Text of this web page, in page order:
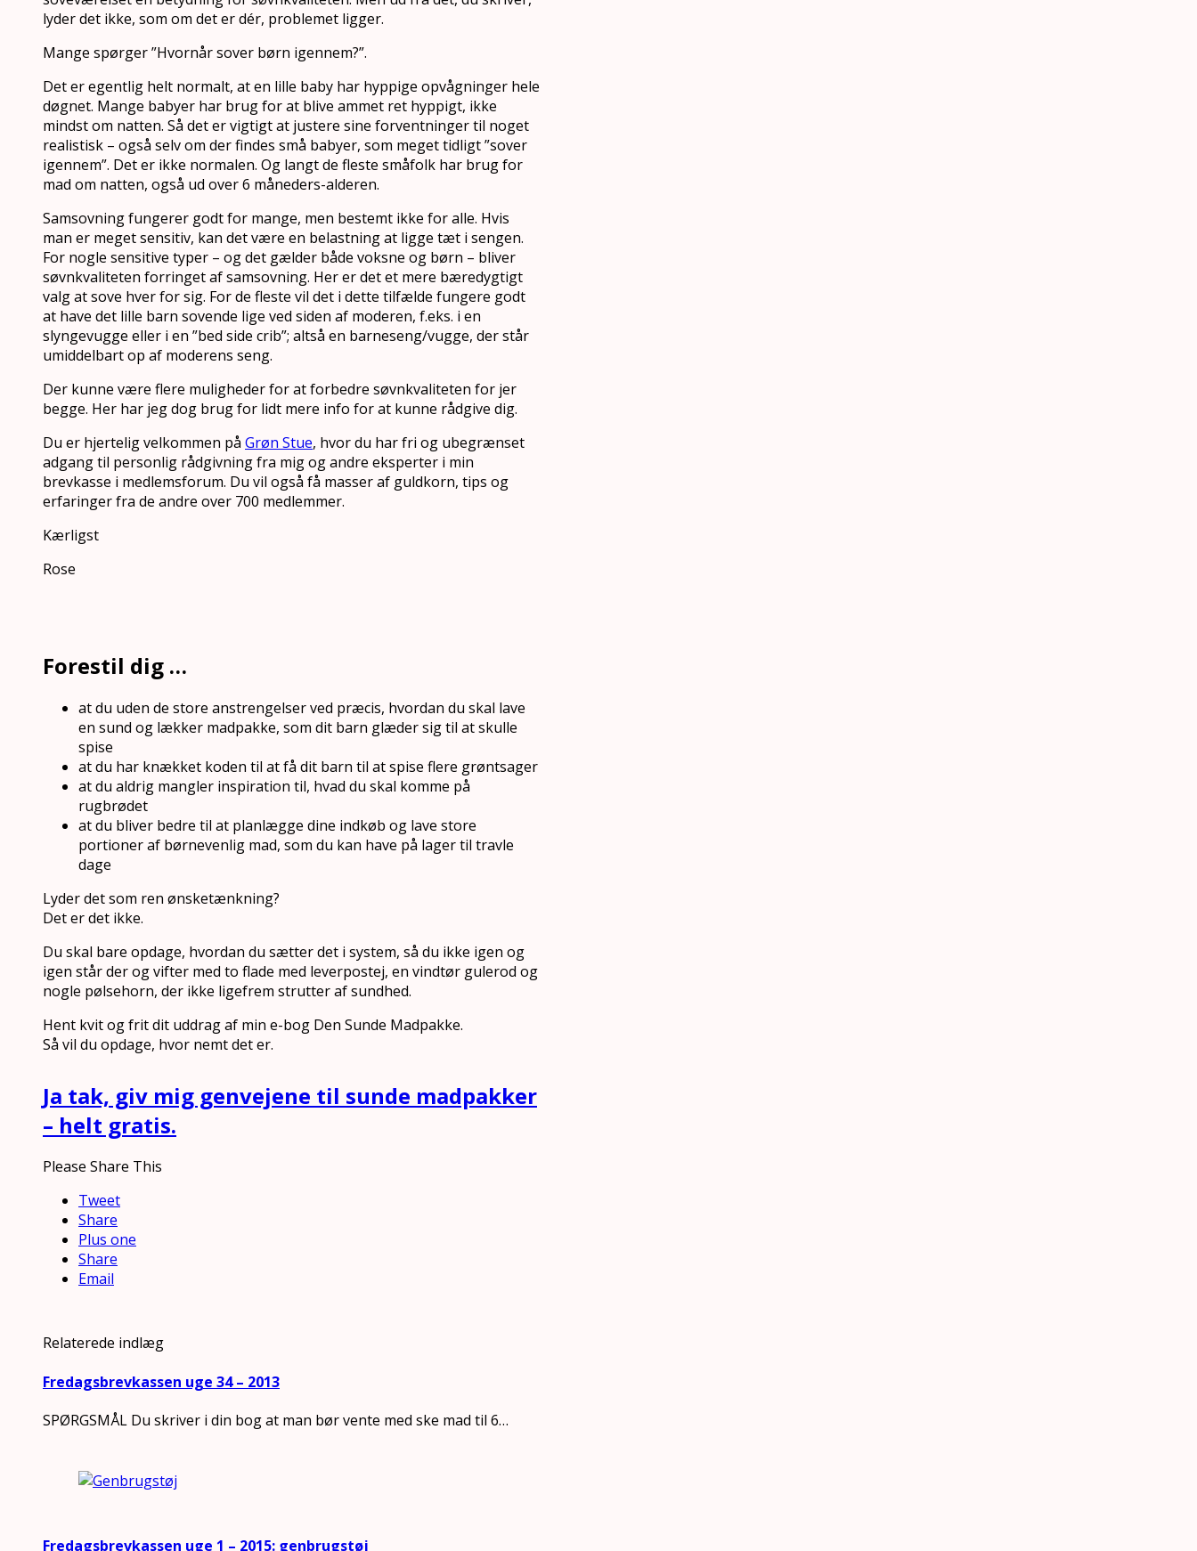
lyder det ikke, som om det er dér, problemet ligger.
Mange spørger ”Hvornår sover børn igennem?”.
Det er egentlig helt normalt, at en lille baby har hyppige opvågninger hele
døgnet. Mange babyer har brug for at blive ammet ret hyppigt, ikke
mindst om natten. Så det er vigtigt at justere sine forventninger til noget
realistisk – også selv om der findes små babyer, som meget tidligt ”sover
igennem”. Det er ikke normalen. Og langt de fleste småfolk har brug for
mad om natten, også ud over 6 måneders-alderen.
Samsovning fungerer godt for mange, men bestemt ikke for alle. Hvis
man er meget sensitiv, kan det være en belastning at ligge tæt i sengen.
For nogle sensitive typer – og det gælder både voksne og børn – bliver
søvnkvaliteten forringet af samsovning. Her er det et mere bæredygtigt
valg at sove hver for sig. For de fleste vil det i dette tilfælde fungere godt
at have det lille barn sovende lige ved siden af moderen, f.eks. i en
slyngevugge eller i en ”bed side crib”; altså en barneseng/vugge, der står
umiddelbart op af moderens seng.
Der kunne være flere muligheder for at forbedre søvnkvaliteten for jer
begge. Her har jeg dog brug for lidt mere info for at kunne rådgive dig.
Du er hjertelig velkommen på Grøn Stue, hvor du har fri og ubegrænset
adgang til personlig rådgivning fra mig og andre eksperter i min
brevkasse i medlemsforum. Du vil også få masser af guldkorn, tips og
erfaringer fra de andre over 700 medlemmer.
Kærligst
Rose
Forestil dig …
at du uden de store anstrengelser ved præcis, hvordan du skal lave
en sund og lækker madpakke, som dit barn glæder sig til at skulle
spise
at du har knækket koden til at få dit barn til at spise flere grøntsager
at du aldrig mangler inspiration til, hvad du skal komme på
rugbrødet
at du bliver bedre til at planlægge dine indkøb og lave store
portioner af børnevenlig mad, som du kan have på lager til travle
dage
Lyder det som ren ønsketænkning?
Det er det ikke.
Du skal bare opdage, hvordan du sætter det i system, så du ikke igen og
igen står der og vifter med to flade med leverpostej, en vindtør gulerod og
nogle pølsehorn, der ikke ligefrem strutter af sundhed.
Hent kvit og frit dit uddrag af min e-bog Den Sunde Madpakke.
Så vil du opdage, hvor nemt det er.
Ja tak, giv mig genvejene til sunde madpakker
– helt gratis.
Please Share This
Tweet
Share
Plus one
Share
Email
Relaterede indlæg
Fredagsbrevkassen uge 34 – 2013
SPØRGSMÅL Du skriver i din bog at man bør vente med ske mad til 6…
Fredagsbrevkassen uge 1 – 2015: genbrugstøj